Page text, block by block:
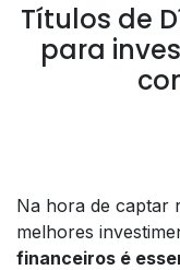
Títulos de
para
Na hora de captar
melhores
financeiros é